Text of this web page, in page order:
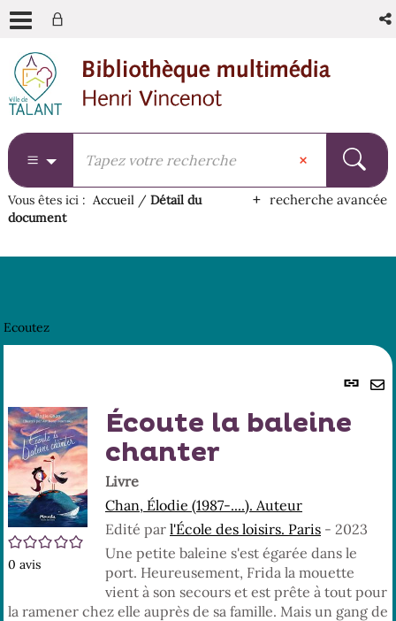
menu
contenu
recherche
recherche avancée
Vous êtes ici : Accueil / Détail du
document
Ecoutez
/5
0 avis
Écoute la baleine
chanter
Livre
Chan, Élodie (1987-....). Auteur
Edité par l'École des loisirs. Paris - 2023
Une petite baleine s'est égarée dans le
port. Heureusement, Frida la mouette
vient à son secours et est prête à tout pour
la ramener chez elle auprès de sa famille. Mais un gang de